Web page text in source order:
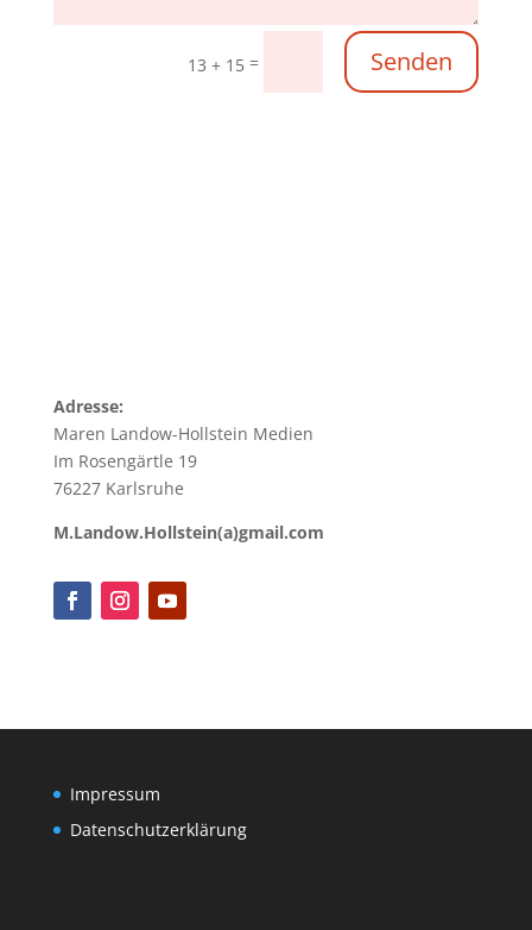
13 + 15 = Senden
Adresse:
Maren Landow-Hollstein Medien
Im Rosengärtle 19
76227 Karlsruhe
M.Landow.Hollstein(a)gmail.com
Impressum
Datenschutzerklärung